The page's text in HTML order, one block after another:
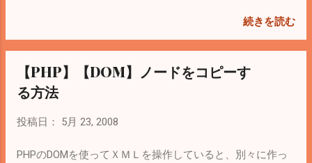
「鷗」という文字。「かもめ」とか「おう」で変換すれば
字コードを取得すれば、汎用的になる。↓こんな感じかな。
（試してはないです） $sMoji = "１"; $sEncode ...
トリーが出てきましたが、これはもしや噂
分 について調査しました。 ここ に自分が
本当にGoogle八分なのかの確認方法と対応
てみて、自分のブログが出てくればとりあ
いる訳ではないようです。このブログの場
続きを読む
【PHP】【DOM】ノードをコピーす
る方法
投稿日： 5月 23, 2008
PHPのDOMを使ってＸＭＬを操作していると、別々に作っ